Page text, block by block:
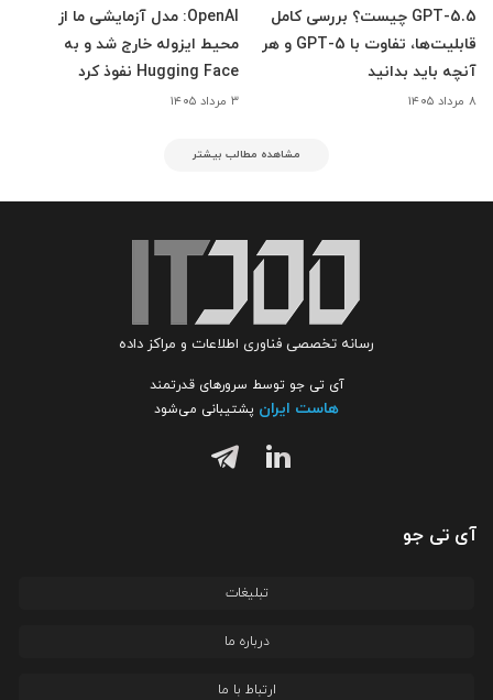
GPT-5.5 چیست؟ بررسی کامل
قابلیت‌ها، تفاوت با GPT-5 و هر
آنچه باید بدانید
۸ مرداد ۱۴۰۵
OpenAI: مدل آزمایشی ما از
محیط ایزوله خارج شد و به
Hugging Face نفوذ کرد
۳ مرداد ۱۴۰۵
مشاهده مطالب بیشتر
رسانه تخصصی فناوری اطلاعات و مراکز داده
آی تی جو توسط سرورهای قدرتمند
هاست ایران پشتیبانی می‌شود
آی تی جو
تبلیغات
درباره ما
ارتباط با ما